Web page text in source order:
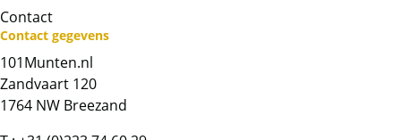
Chat met ons
Contact
Contact gegevens
101Munten.nl
Zandvaart 120
1764 NW Breezand